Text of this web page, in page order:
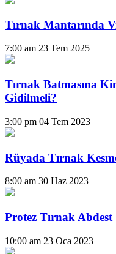
Tırnak Mantarında
7:00 am 23 Tem 2025
Tırnak Batmasına
Gidilmeli?
3:00 pm 04 Tem 2023
Rüyada Tırnak
8:00 am 30 Haz 2023
Protez Tırnak
10:00 am 23 Oca 2023